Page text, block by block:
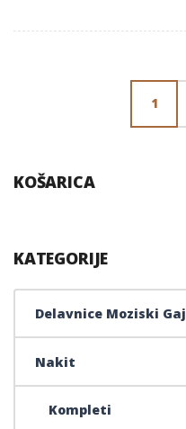
1
KOŠARICA
KATEGORIJE
Delavnice Moziski Gaj
Nakit
Kompleti